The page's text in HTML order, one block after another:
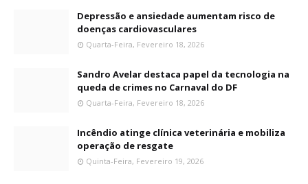
Depressão e ansiedade aumentam risco de
doenças cardiovasculares
Quarta-Feira, Fevereiro 18, 2026
Sandro Avelar destaca papel da tecnologia na
queda de crimes no Carnaval do DF
Quarta-Feira, Fevereiro 18, 2026
Incêndio atinge clínica veterinária e mobiliza
operação de resgate
Quinta-Feira, Fevereiro 19, 2026